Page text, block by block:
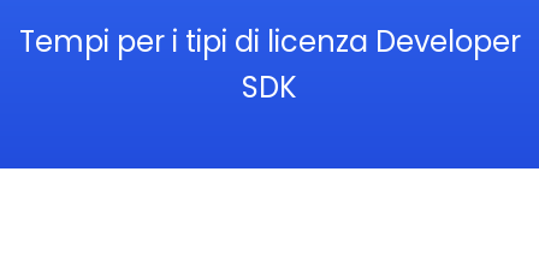
Tempi per i tipi di licenza Developer
SDK